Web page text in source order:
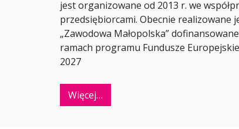
jest organizowane od 2013 r. we
przedsiębiorcami. Obecnie realizowane
„Zawodowa Małopolska”
ramach programu Fundusze
2027
Więcej…